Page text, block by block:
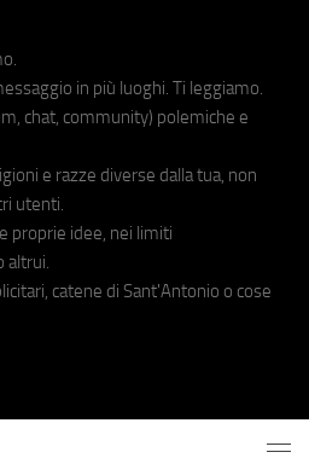
in più luoghi. Ti leggiamo.
chat, community) polemiche e
e razze diverse dalla tua, non
utenti.
proprie idee, nei limiti
altrui.
catene di Sant'Antonio o cose